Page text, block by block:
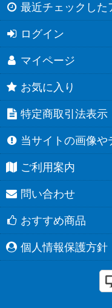
最近チェックした
ログイン
マイページ
お気に入り
特定商取引法表示
当サイトの画像や
ご利用案内
問い合わせ
おすすめ商品
個人情報保護方針